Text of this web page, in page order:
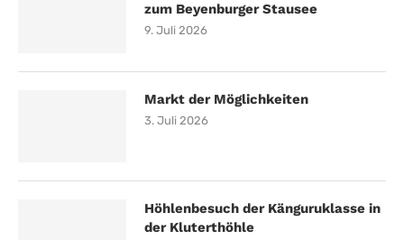
zum Beyenburger Stausee
9. Juli 2026
Markt der Möglichkeiten
3. Juli 2026
Höhlenbesuch der Känguruklasse in
der Kluterthöhle